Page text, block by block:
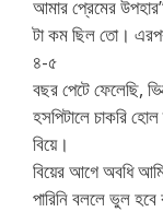
আমার প্রেমের
টা কম ছিল তো।
৪-৫
বছর পেটে ফেলেছি,
হসপিটালে চাকরি
বিয়ে।
বিয়ের আগে অবধি আমি
পারিনি বললে ভুল হবে